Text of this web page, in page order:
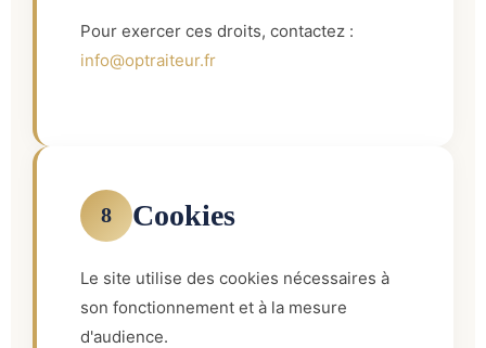
Pour exercer ces droits, contactez :
info@optraiteur.fr
8 Cookies
Le site utilise des cookies nécessaires à
son fonctionnement et à la mesure
d'audience.